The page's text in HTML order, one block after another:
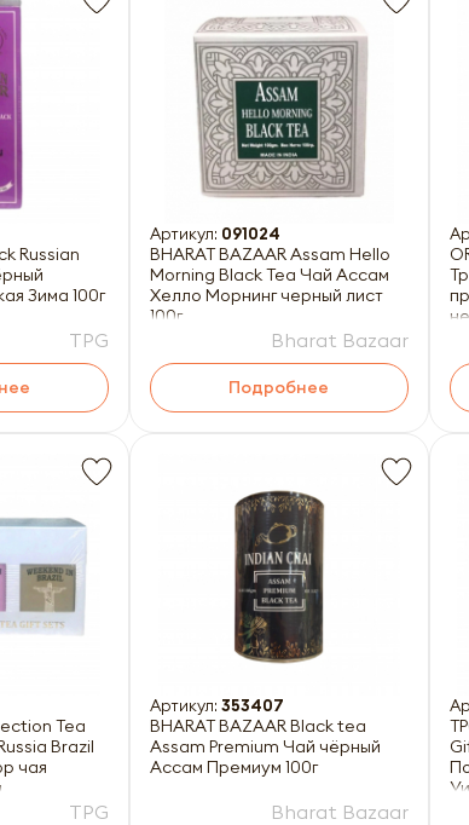
Russian
Зима 100г
TPG
Артикул: 091024
BHARAT BAZAAR Assam Hello
Morning Black Tea Чай Ассам
Хелло Морнинг черный лист
100г
Bharat Bazaar
Подробнее
Tea
Brazil
чая
TPG
Артикул: 353407
BHARAT BAZAAR Black tea
Assam Premium Чай чёрный
Ассам Премиум 100г
Bharat Bazaar